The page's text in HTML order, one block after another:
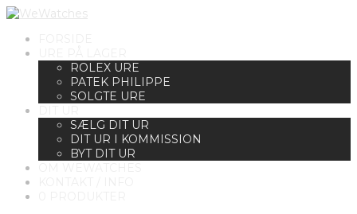
ROLEX URE
PATEK PHILIPPE
SOLGTE URE
SÆLG DIT UR
DIT UR I KOMMISSION
BYT DIT UR